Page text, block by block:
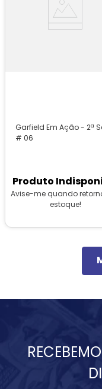
Garfield Em Ação - 2ª
# 06
Produto
Avise-me quando
estoque!